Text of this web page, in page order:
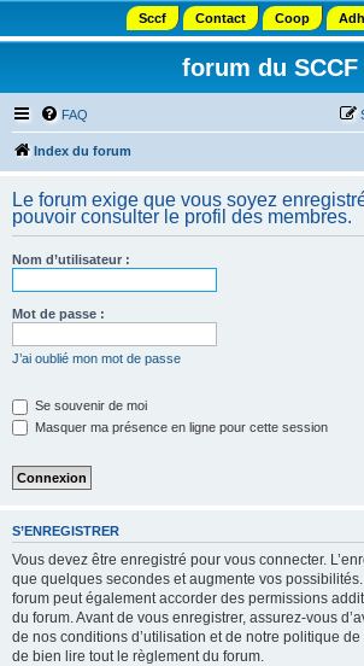
Sccf Contact Coop
forum du SCCF
FAQ
Index du forum
Le forum exige que vous soyez
pouvoir consulter le profil des membres.
Nom d’utilisateur :
Mot de passe :
J’ai oublié mon mot de passe
Se souvenir de moi
Masquer ma présence en ligne pour cette session
S’ENREGISTRER
Vous devez être enregistré pour vous connecter.
que quelques secondes et augmente vos possibilités.
forum peut également accorder des permissions
du forum. Avant de vous enregistrer, assurez-vous
de nos conditions d’utilisation et de notre politique
de bien lire tout le règlement du forum.